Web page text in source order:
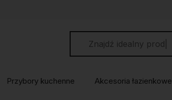
Przybory kuchenne Akcesoria łazienkowe